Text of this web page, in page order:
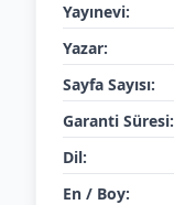
Yayınevi:
Yazar:
Sayfa Sayısı:
Garanti Süresi:
Dil:
En / Boy: